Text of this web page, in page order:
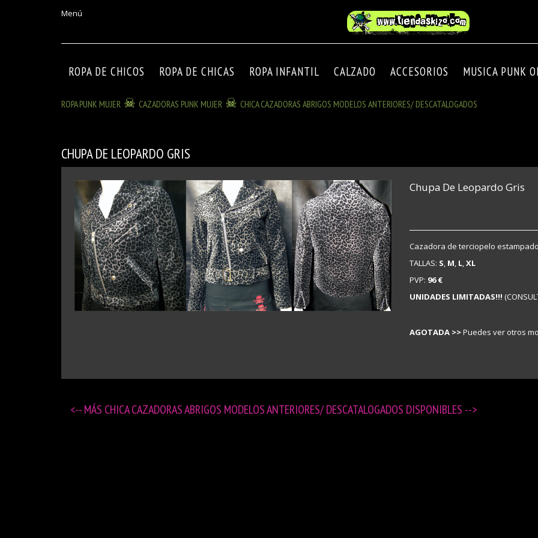
Menú
ROPA DE CHICOS ROPA DE CHICAS ROPA INFANTIL CALZADO ACCESORIOS MUSICA PUNK
ROPA PUNK MUJER CAZADORAS PUNK MUJER CHICA CAZADORAS ABRIGOS MODELOS ANTERIORES/ DESCATALOGADOS
CHUPA DE LEOPARDO GRIS
Chupa De Leopardo Gris
Cazadora de terciopelo
TALLAS: S, M, L,XL
PVP: 96 €
UNIDADES LIMITADAS!!!
AGOTADA >>Puedes ver otros
<-- MÁS CHICA CAZADORAS ABRIGOS MODELOS ANTERIORES/ DESCATALOGADOS DISPONIBLES -->